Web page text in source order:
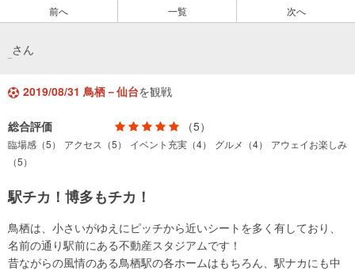
前へ 一覧 次へ
さん
2019/08/31 鳥栖－仙台を観戦
総合評価 （5）
臨場感（5） アクセス（5） イベント充実（4） グルメ（4）
アウェイお楽しみ
（5）
駅チカ！博多もチカ！
鳥栖は、小さいがゆえにピッチから近いシートを多く有しており、
名前の通り駅前にある不動産スタジアムです！
昔ながらの風情のある鳥栖駅の各ホームはもちろん、駅ナカにも中